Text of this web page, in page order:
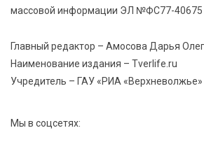
В Твери обновили отделение гнойной
массовой информации ЭЛ №ФС77-40675
Главный редактор – Амосова Дарья
Наименование издания – Tverlife.ru
Учредитель – ГАУ «РИА «Верхневолжье»
Мы в соцсетях: